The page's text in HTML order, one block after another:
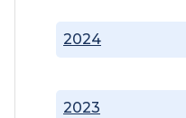
2023
2024